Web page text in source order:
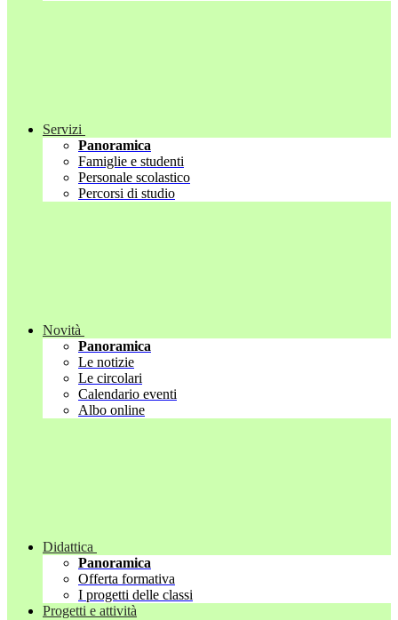
Servizi
Panoramica
Famiglie e studenti
Personale scolastico
Percorsi di studio
Novità
Panoramica
Le notizie
Le circolari
Calendario eventi
Albo online
Didattica
Panoramica
Offerta formativa
I progetti delle classi
Progetti e attività